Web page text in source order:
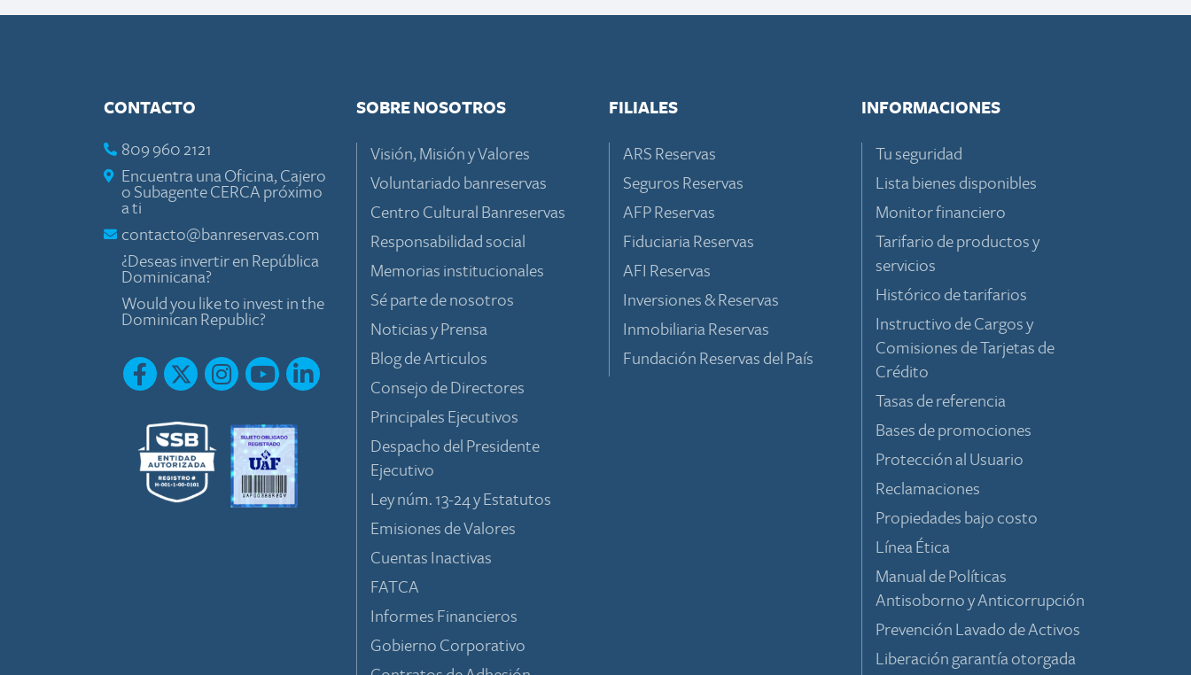
CONTACTO
809 960 2121
Encuentra una Oficina, Cajero
o Subagente CERCA próximo
a ti
contacto@banreservas.com
¿Deseas invertir en República
Dominicana?
Would you like to invest in the
Dominican Republic?
SOBRE NOSOTROS
Visión, Misión y Valores
Voluntariado banreservas
Centro Cultural Banreservas
Responsabilidad social
Memorias institucionales
Sé parte de nosotros
Noticias y Prensa
Blog de Articulos
Consejo de Directores
Principales Ejecutivos
Despacho del Presidente
Ejecutivo
Ley núm. 13-24 y Estatutos
Emisiones de Valores
Cuentas Inactivas
FATCA
Informes Financieros
Gobierno Corporativo
FILIALES
ARS Reservas
Seguros Reservas
AFP Reservas
Fiduciaria Reservas
AFI Reservas
Inversiones & Reservas
Inmobiliaria Reservas
Fundación Reservas del País
INFORMACIONES
Tu seguridad
Lista bienes disponibles
Monitor financiero
Tarifario de productos y
servicios
Histórico de tarifarios
Instructivo de Cargos y
Comisiones de Tarjetas de
Crédito
Tasas de referencia
Bases de promociones
Protección al Usuario
Reclamaciones
Propiedades bajo costo
Línea Ética
Manual de Políticas
Antisoborno y Anticorrupción
Prevención Lavado de Activos
Liberación garantía otorgada